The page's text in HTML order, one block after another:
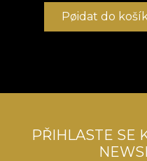
Pøidat do
PŘIHLASTE SE